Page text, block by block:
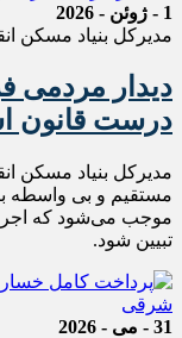
1 - ژوئن - 2026
مدیرکل بنیاد مسکن
دیدار مردمی
درست قانون
مدیرکل بنیاد مسکن
مستقیم و بی واسطه
موجب می‌شود که
تبیین شود.
31 - می - 2026